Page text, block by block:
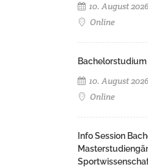
10. August
Online
10. August
Online
Info Session